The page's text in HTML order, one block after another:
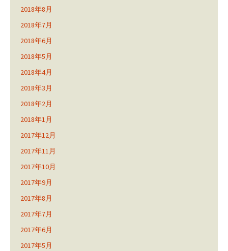
2018年8月
2018年7月
2018年6月
2018年5月
2018年4月
2018年3月
2018年2月
2018年1月
2017年12月
2017年11月
2017年10月
2017年9月
2017年8月
2017年7月
2017年6月
2017年5月